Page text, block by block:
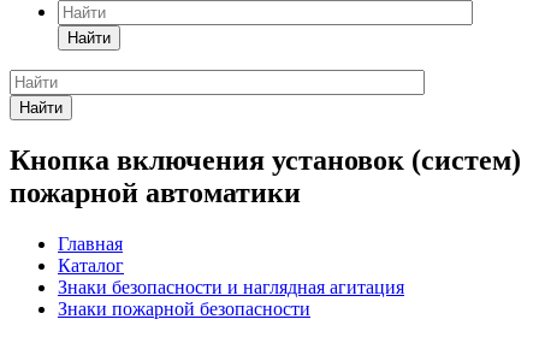
Найти
Найти
Кнопка включения установок (систем)
пожарной автоматики
Главная
Каталог
Знаки безопасности и наглядная агитация
Знаки пожарной безопасности